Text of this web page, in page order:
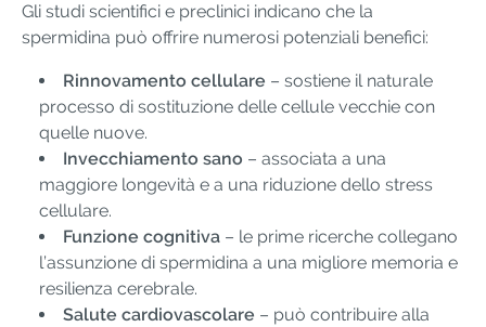
Gli studi scientifici e preclinici indicano che la
spermidina può offrire numerosi potenziali benefici:
Rinnovamento cellulare – sostiene il naturale
processo di sostituzione delle cellule vecchie con
quelle nuove.
Invecchiamento sano – associata a una
maggiore longevità e a una riduzione dello stress
cellulare.
Funzione cognitiva – le prime ricerche collegano
l’assunzione di spermidina a una migliore memoria e
resilienza cerebrale.
Salute cardiovascolare – può contribuire alla